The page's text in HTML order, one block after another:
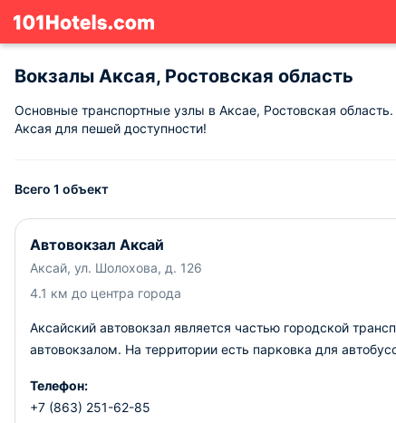
Вокзалы Аксая, Ростовская область
Основные транспортные узлы в Аксае, Ростовская
Аксая для пешей доступности!
Всего 1 объект
Автовокзал Аксай
Аксай, ул. Шолохова, д. 126
4.1 км до центра города
Аксайский автовокзал является частью городской
автовокзалом. На территории есть парковка для
Телефон:
+7 (863) 251-62-85